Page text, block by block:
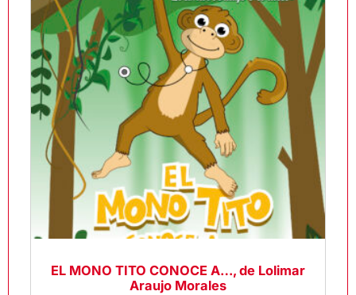
EL MONO TITO CONOCE A…, de Lolimar
Araujo Morales